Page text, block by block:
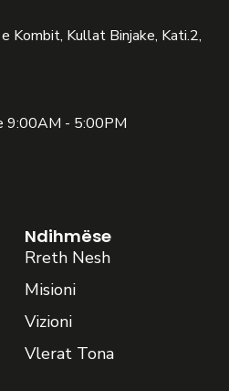
Ndihmëse
Rreth Nesh
Misioni
Vizioni
Vlerat Tona
Kombit, Kullat Binjake, Kati.2,
9:00AM - 5:00PM